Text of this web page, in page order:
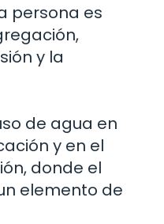
persona es
y la
de agua en
y en el
donde el
elemento de